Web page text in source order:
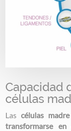
Capacidad
células
Lascélulas
transformarse en